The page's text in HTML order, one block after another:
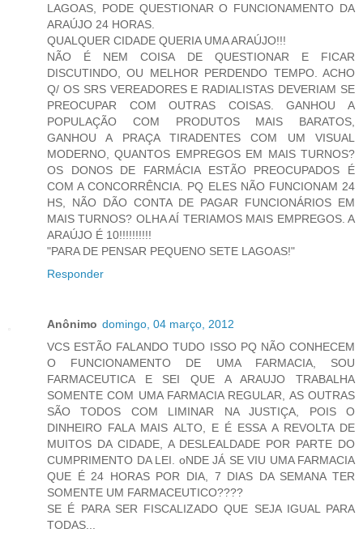
LAGOAS, PODE QUESTIONAR O FUNCIONAMENTO DA
ARAÚJO 24 HORAS.
QUALQUER CIDADE QUERIA UMA ARAÚJO!!!
NÃO É NEM COISA DE QUESTIONAR E FICAR
DISCUTINDO, OU MELHOR PERDENDO TEMPO. ACHO
Q/ OS SRS VEREADORES E RADIALISTAS DEVERIAM SE
PREOCUPAR COM OUTRAS COISAS. GANHOU A
POPULAÇÃO COM PRODUTOS MAIS BARATOS,
GANHOU A PRAÇA TIRADENTES COM UM VISUAL
MODERNO, QUANTOS EMPREGOS EM MAIS TURNOS?
OS DONOS DE FARMÁCIA ESTÃO PREOCUPADOS É
COM A CONCORRÊNCIA. PQ ELES NÃO FUNCIONAM 24
HS, NÃO DÃO CONTA DE PAGAR FUNCIONÁRIOS EM
MAIS TURNOS? OLHA AÍ TERIAMOS MAIS EMPREGOS. A
ARAÚJO É 10!!!!!!!!!!
"PARA DE PENSAR PEQUENO SETE LAGOAS!"
Responder
Anônimo domingo, 04 março, 2012
VCS ESTÃO FALANDO TUDO ISSO PQ NÃO CONHECEM
O FUNCIONAMENTO DE UMA FARMACIA, SOU
FARMACEUTICA E SEI QUE A ARAUJO TRABALHA
SOMENTE COM UMA FARMACIA REGULAR, AS OUTRAS
SÃO TODOS COM LIMINAR NA JUSTIÇA, POIS O
DINHEIRO FALA MAIS ALTO, E É ESSA A REVOLTA DE
MUITOS DA CIDADE, A DESLEALDADE POR PARTE DO
CUMPRIMENTO DA LEI. oNDE JÁ SE VIU UMA FARMACIA
QUE É 24 HORAS POR DIA, 7 DIAS DA SEMANA TER
SOMENTE UM FARMACEUTICO????
SE É PARA SER FISCALIZADO QUE SEJA IGUAL PARA
TODAS...